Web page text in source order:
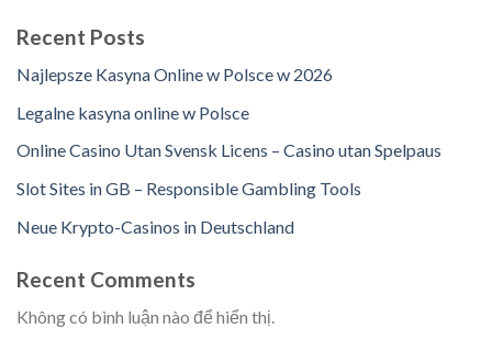
Recent Posts
Najlepsze Kasyna Online w Polsce w 2026
Legalne kasyna online w Polsce
Online Casino Utan Svensk Licens – Casino utan Spelpaus
Slot Sites in GB – Responsible Gambling Tools
Neue Krypto-Casinos in Deutschland
Recent Comments
Không có bình luận nào để hiển thị.